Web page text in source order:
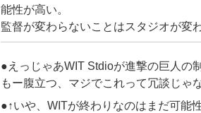
能性が高い。
監督が変わらないことはスタジオが変
●えっじゃあWIT Stdioが進撃の巨人の
もー腹立つ、マジでこれって冗談じゃ
●↑いや、WITが終わりなのはまだ可能